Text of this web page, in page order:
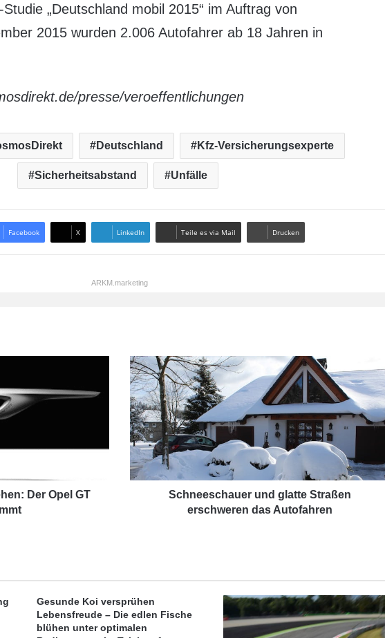
„Deutschland mobil 2015“ im Auftrag von
2015 wurden 2.006 Autofahrer ab 18 Jahren in
presse/veroeffentlichungen
Deutschland Kfz-Versicherungsexperte
Sicherheitsabstand Unfälle
Facebook X LinkedIn Teile es via Mail Drucken
ARKM.marketing
Der Opel GT
S
c
h
n
e
e
s
c
h
d
a
Schneeschauer und glatte Straßen
erschweren das Autofahren
Gesunde Koi versprühen
Lebensfreude – Die edlen Fische
blühen unter optimalen